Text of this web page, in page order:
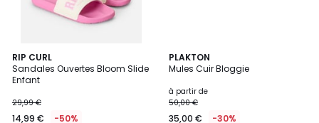
RIP CURL
Sandales Ouvertes Bloom Slide
Enfant
29,99 €
14,99 € -50%
PLAKTON
Mules Cuir Bloggie
à partir de
50,00 €
35,00 € -30%
4
Couleurs